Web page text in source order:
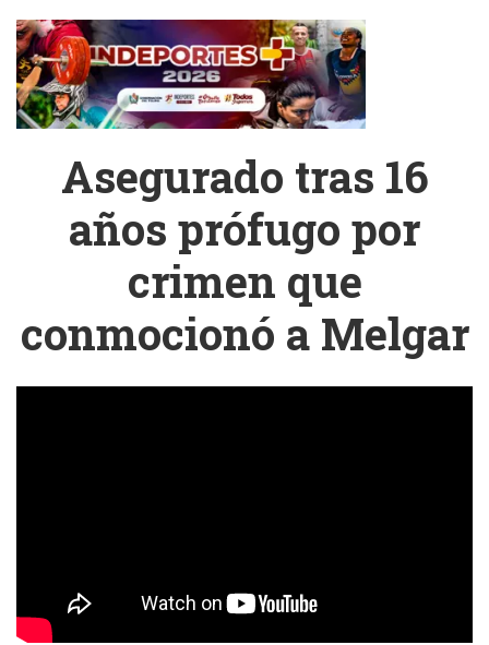
sobrinas
de su
esposa
Federico
Lleras
un Juez
Asegurado tras 16
años prófugo por
crimen que
conmocionó a Melgar